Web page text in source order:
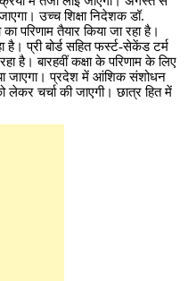
उच्च शिक्षा निदेशक डॉ.
परिणाम तैयार किया जा रहा है।
है। प्री बोर्ड सहित फर्स्ट-सेकेंड टर्म
है। बारहवीं कक्षा के परिणाम के लिए
जाएगा। प्रदेश में आंशिक संशोधन
चर्चा की जाएगी। छात्र हित में